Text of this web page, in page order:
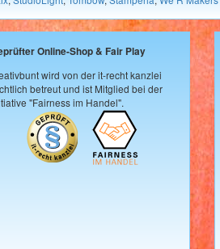
Online-Shop & Fair Play
wird von der it-recht kanzlei
betreut und ist Mitglied bei der
"Fairness im Handel".